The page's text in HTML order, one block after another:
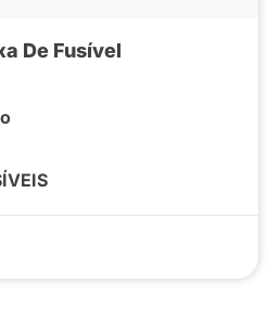
De Fusível